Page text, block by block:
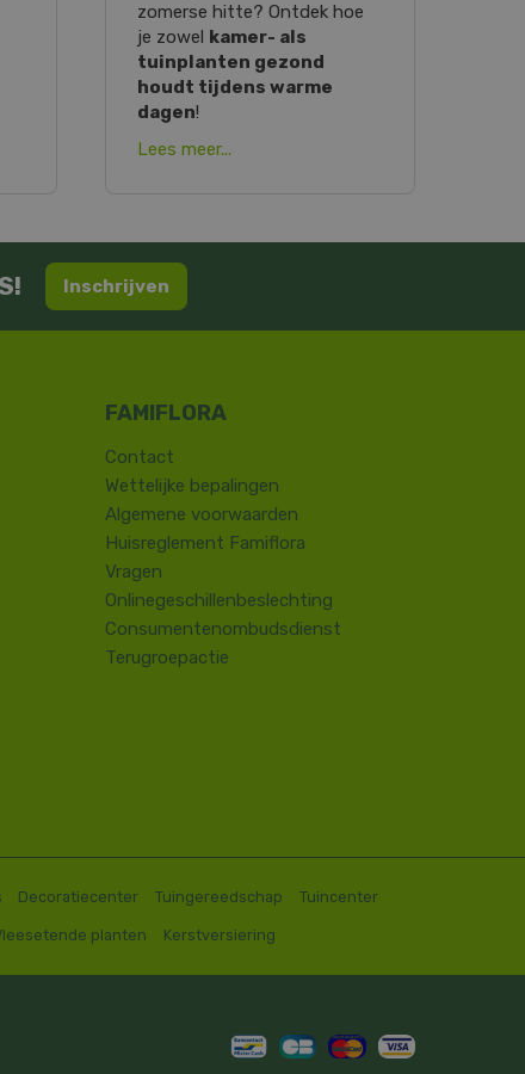
zomerse hitte? Ontdek hoe
je zowel kamer- als
tuinplanten gezond
houdt tijdens warme
dagen!
Lees meer...
Inschrijven
Contact
​Wettelijke bepalingen
Algemene voorwaarden
Huisreglement Famiflora
Vragen
Onlinegeschillenbeslechting
Consumentenombudsdienst
Terugroepactie
Decoratiecenter Tuingereedschap Tuincenter
planten Kerstversiering